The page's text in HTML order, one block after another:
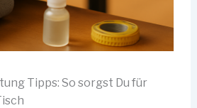
Tipps: So sorgst Du für